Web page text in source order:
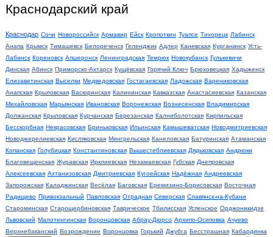
Краснодарский край
Краснодар Сочи Новороссийск Армавир Ейск Кропоткин Туапсе Тихорецк Лабинск
Анапа Крымск Тимашевск Белореченск Геленджик Адлер Каневская Курганинск Усть-
Лабинск Кореновск Апшеронск Ленинградская Темрюк Новокубанск Гулькевичи
Динская Абинск Приморско-Ахтарск Кущёвская Горячий Ключ Брюховецкая Хадыженск
Елизаветинская Выселки Медведовская Гостагаевская Ладожская Варениковская
Анапская Крыловская Васюринская Калининская Кавказская Анастасиевская Казанская
Михайловская Марьянская Ивановская Воронежская Вознесенская Владимирская
Должанская Крыловская Курчанская Березанская Калниболотская Кирпильская
Бесскорбная Некрасовская Бриньковская Ильинская Камышеватская Новодмитриевская
Новоджерелиевская Кисляковская Мингрельская Канеловская Батуринская Атаманская
Копанская Голубицкая Константиновская Вышестеблиевская Дядьковская Андрюки
Благовещенская Журавская Ирклиевская Незамаевская Губская Днепровская
Алексеевская Ахтанизовская Дмитриевская Кугоейская Надёжная Андреевская
Запорожская Каладжинская Весёлая Баговская Еремизино-Борисовская Восточная
Радищево Привокзальный Павловская Отрадная Северская Славянск-на-Кубани
Староминская Старощербиновская Таврическое Тбилисская Успенское Орджоникидзе
Львовский Малотенгинская Воронцовская Абрау-Дюрсо Архипо-Осиповка Ачуево
Верхнебаканский Возрождение Воронцовка Горький Джубга Бесстрашная Кабардинка